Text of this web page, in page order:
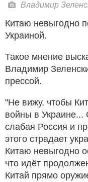
Владимир
Китаю невыгодно
Украиной.
Такое мнение
Владимир
прессой.
"Не вижу, чтобы
войны в Украине...
слабая Россия и
этого страдает
Китаю невыгодно
что идёт
Китай прямо